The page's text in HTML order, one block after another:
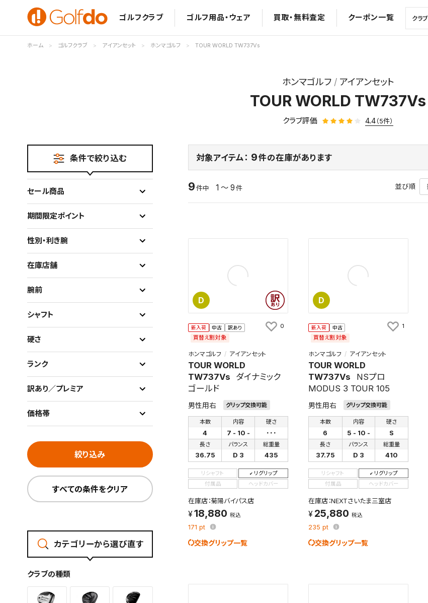
ゴルフクラブ ゴルフ用品・ウェア 買取・無料査定 クーポン一覧
ホーム ゴルフクラブ アイアンセット ホンマゴルフ TOUR WORLD TW737Vs
ホンマゴルフ アイアンセット
TOUR WORLD TW737Vs
クラブ評価 4.4 （5件）
対象アイテム： 9件の在庫があります
9 件中 1 ～ 9 件 並び順
D
新入荷 中古 訳あり
買替え割対象
ホンマゴルフ アイアンセット
TOUR WORLD
TW737Vs
ダイナミック
ゴールド
男性用右 グリップ交換可能
本数
4
内容
7 - 10 -
硬さ
･･･
長さ
36.75
バランス
D 3
総重量
435
リシャフト
リグリップ
付属品
ヘッドカバー
在庫店：菊陽バイパス店
18,880 税込
171 pt
交換グリップ一覧
0
D
新入荷 中古
買替え割対象
ホンマゴルフ アイアンセット
TOUR WORLD
TW737Vs
NSプロ
MODUS 3 TOUR 105
男性用右 グリップ交換可能
本数
6
内容
5 - 10 -
硬さ
S
長さ
37.75
バランス
D 3
総重量
410
リシャフト
リグリップ
付属品
ヘッドカバー
在庫店：NEXTさいたま三室店
25,880 税込
235 pt
交換グリップ一覧
1
条件で絞り込む
セール商品
期間限定ポイント
性別・利き腕
在庫店舗
腕前
シャフト
硬さ
ランク
訳あり／プレミア
価格帯
絞り込み
すべての条件をクリア
カテゴリーから選び直す
クラブの種類